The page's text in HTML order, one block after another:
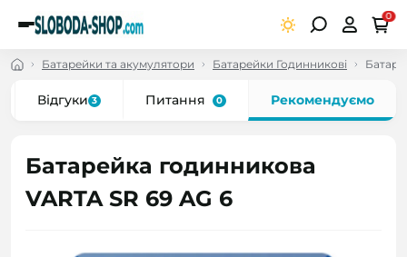
0
Батарейки та акумулятори Батарейки Годинникові
Відгуки 3 Питання 0 Рекомендуємо
Батарейка годинникова
VARTA SR 69 AG 6